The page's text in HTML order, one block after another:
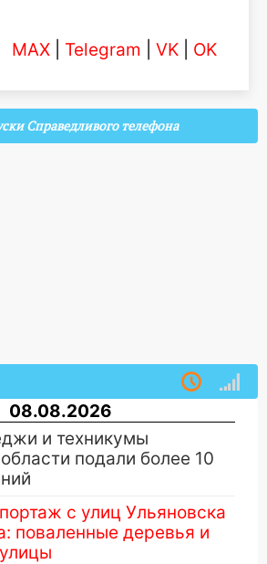
MAX Telegram VK OK
Справедливого телефона
08.08.2026
и техникумы
подали более 10
с улиц Ульяновска
поваленные деревья и